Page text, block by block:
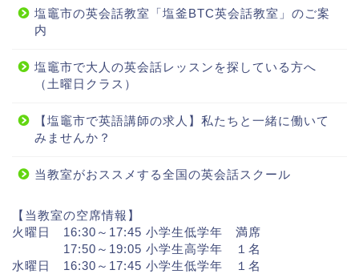
塩竈市の英会話教室「塩釜BTC英会話教室」のご案
内
塩竈市で大人の英会話レッスンを探している方へ
（土曜日クラス）
【塩竈市で英語講師の求人】私たちと一緒に働いて
みませんか？
当教室がおススメする全国の英会話スクール
【当教室の空席情報】
火曜日 16:30～17:45 小学生低学年 満席
17:50～19:05 小学生高学年 １名
水曜日 16:30～17:45 小学生低学年 １名